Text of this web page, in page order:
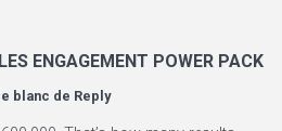
ENGAGEMENT POWER PACK
blanc de Reply